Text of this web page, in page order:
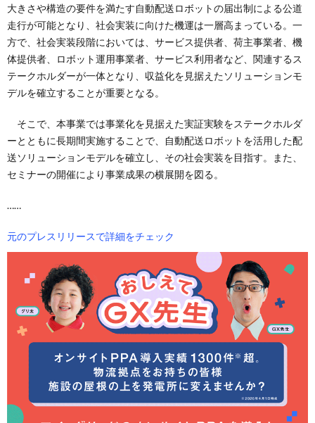
大きさや構造の要件を満たす自動配送ロボットの届出制による公道
走行が可能となり、社会実装に向けた機運は一層高まっている。一
方で、社会実装段階においては、サービス提供者、荷主事業者、機
体提供者、ロボット運用事業者、サービス利用者など、関連するス
テークホルダーが一体となり、収益化を見据えたソリューションモ
デルを確立することが重要となる。
そこで、本事業では事業化を見据えた実証実験をステークホルダ
ーとともに長期間実施することで、自動配送ロボットを活用した配
送ソリューションモデルを確立し、その社会実装を目指す。また、
セミナーの開催により事業成果の横展開を図る。
……
元のプレスリリースで詳細をチェック